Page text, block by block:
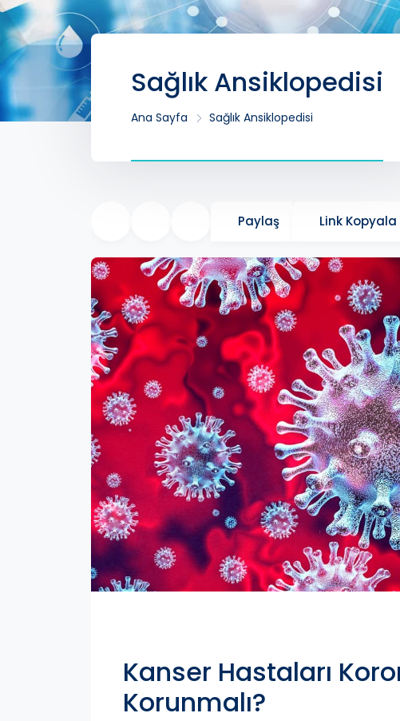
Sağlık Ansiklopedisi
Ana Sayfa Sağlık Ansiklopedisi
Paylaş Link Kopyala
Kanser Hastaları
Korunmalı?